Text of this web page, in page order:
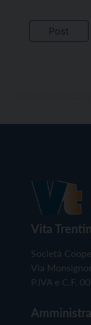
Vita
Società
Via
P.IVA e C.F.